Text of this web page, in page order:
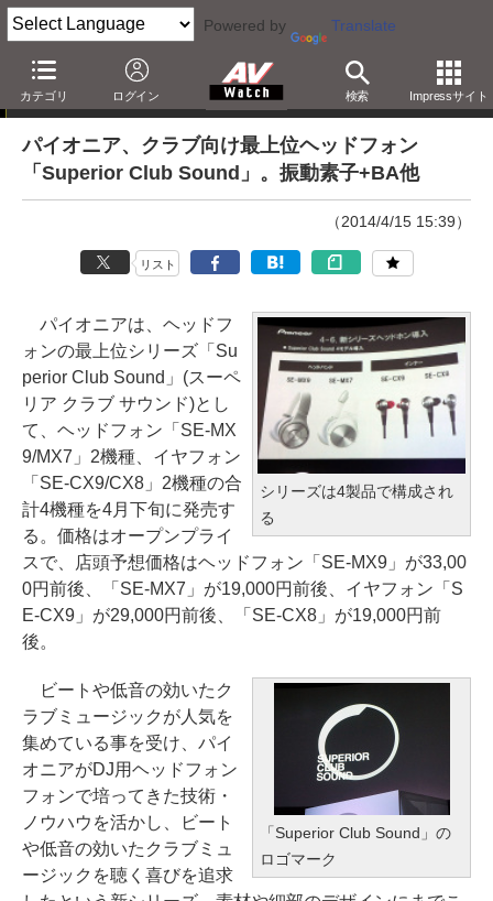
Powered by Translate
カテゴリ ログイン 検索 Impressサイト
ニュース
パイオニア、クラブ向け最上位ヘッドフォン
「Superior Club Sound」。振動素子+BA他
（2014/4/15 15:39）
リスト
シリーズは4製品で構成され
る
パイオニアは、ヘッドフ
ォンの最上位シリーズ「Su
perior Club Sound」(スーペ
リア クラブ サウンド)とし
て、ヘッドフォン「SE-MX
9/MX7」2機種、イヤフォン
「SE-CX9/CX8」2機種の合
計4機種を4月下旬に発売す
る。価格はオープンプライ
スで、店頭予想価格はヘッドフォン「SE-MX9」が33,00
0円前後、「SE-MX7」が19,000円前後、イヤフォン「S
E-CX9」が29,000円前後、「SE-CX8」が19,000円前
後。
「Superior Club Sound」の
ロゴマーク
ビートや低音の効いたク
ラブミュージックが人気を
集めている事を受け、パイ
オニアがDJ用ヘッドフォン
フォンで培ってきた技術・
ノウハウを活かし、ビート
や低音の効いたクラブミュ
ージックを聴く喜びを追求